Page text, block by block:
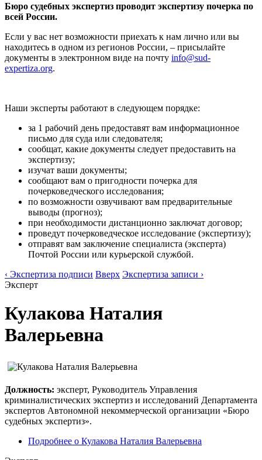
Бюро судебных экспертиз проводит экспертизу почерка по
всей России.
Если у вас нет возможности приехать к нам лично или вы
находитесь в одном из регионов России, – присылайте
документы в электронном виде на почту info@sud-
expertiza.org.
Наши эксперты работают в следующем порядке:
за 1 рабочий день предоставят вам информационное
письмо для суда или следователя;
сообщат, какие документы следует предоставить на
экспертизу;
изучат ваши документы;
сообщают вам о пригодности почерка для
почерковедческого исследования;
по возможности озвучивают вам предварительные
выводы (прогноз);
при необходимости дистанционно заключат договор;
проведут почерковедческое исследование (экспертизу);
отправят вам заключение специалиста (эксперта)
Почтой России или курьерской службой.
‹ Экспертиза подписи Вверх Экспертиза записи ›
Эксперт
Кулакова Наталия
Валерьевна
Должность: эксперт, Руководитель Управления
криминалистических экспертиз и исследований Департамента
экспертов Автономной некоммерческой организации «Бюро
судебных экспертиз».
Подробнее о Кулакова Наталия Валерьевна